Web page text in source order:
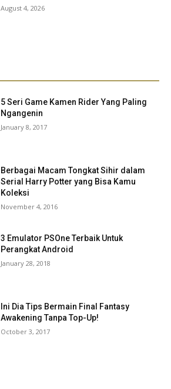
August 4, 2026
5 Seri Game Kamen Rider Yang Paling
Ngangenin
January 8, 2017
Berbagai Macam Tongkat Sihir dalam
Serial Harry Potter yang Bisa Kamu
Koleksi
November 4, 2016
3 Emulator PSOne Terbaik Untuk
Perangkat Android
January 28, 2018
Ini Dia Tips Bermain Final Fantasy
Awakening Tanpa Top-Up!
October 3, 2017